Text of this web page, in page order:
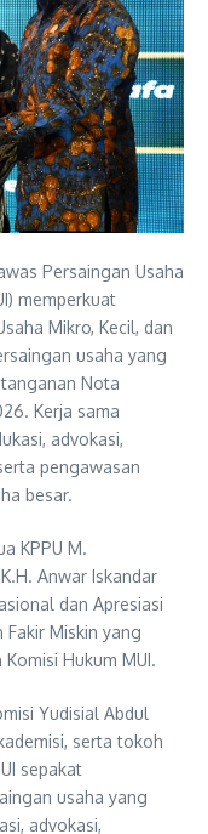
Persaingan Usaha
memperkuat
Mikro, Kecil, dan
usaha yang
Nota
Kerja sama
advokasi,
pengawasan
besar.
KPPU M.
Anwar Iskandar
dan Apresiasi
Miskin yang
Hukum MUI.
Yudisial Abdul
serta tokoh
sepakat
usaha yang
advokasi,